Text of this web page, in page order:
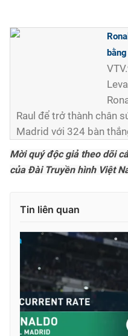
Raul để trở thành chân
Madrid với 324 bàn
Mời quý độc giả theo dõi
của Đài Truyền hình Việt
Tin liên quan